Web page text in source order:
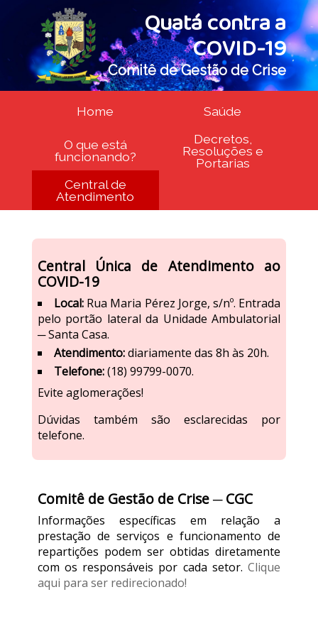
Quatá contra a
COVID-19
Comitê de Gestão de Crise
Home Saúde
O que está
funcionando?
Decretos,
Resoluções e
Portarias
Central de
Atendimento
Central Única de Atendimento ao
COVID-19
Local: Rua Maria Pérez Jorge, s/nº. Entrada
pelo portão lateral da Unidade Ambulatorial
─ Santa Casa.
Atendimento:diariamente das 8h às 20h.
Telefone:(18) 99799-0070.
Evite aglomerações!
Dúvidas também são esclarecidas por
telefone.
Comitê de Gestão de Crise ─ CGC
Informações específicas em relação a
prestação de serviços e funcionamento de
repartições podem ser obtidas diretamente
com os responsáveis por cada setor.Clique
aqui para ser redirecionado!